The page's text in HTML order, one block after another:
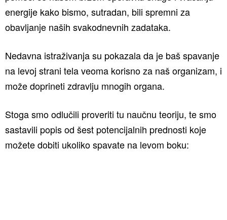
energije kako bismo, sutradan, bili spremni za
obavljanje naših svakodnevnih zadataka.
Nedavna istraživanja su pokazala da je baš spavanje
na levoj strani tela veoma korisno za naš organizam, i
može doprineti zdravlju mnogih organa.
Stoga smo odlučili proveriti tu naučnu teoriju, te smo
sastavili popis od šest potencijalnih prednosti koje
možete dobiti ukoliko spavate na levom boku: